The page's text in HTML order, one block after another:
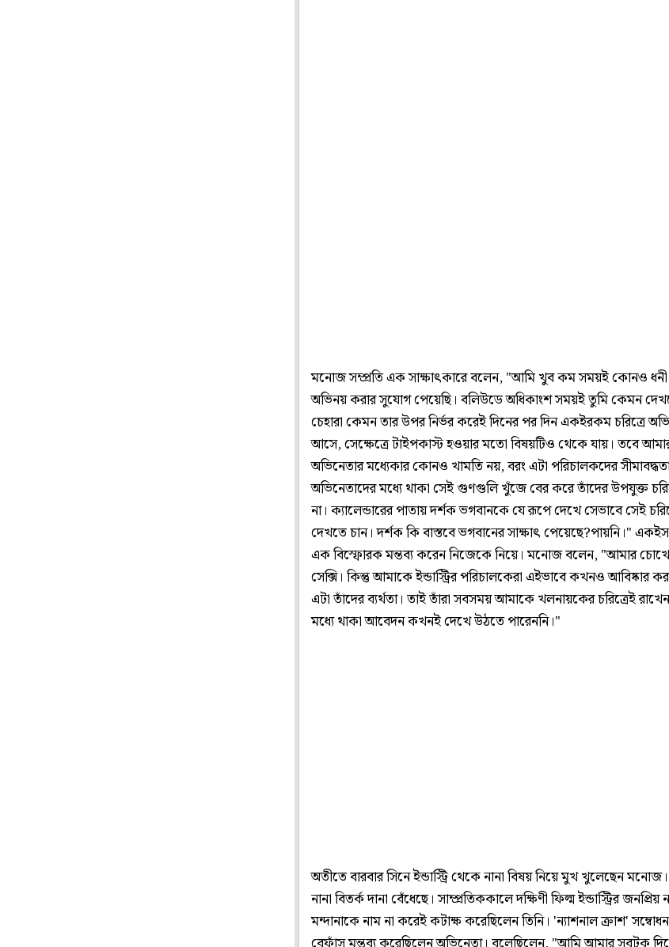
মনোজ সম্প্রতি এক সাক্ষাৎকারে বলেন, "আমি খুব কম সময়ই কোনও ধনী
অভিনয় করার সুযোগ পেয়েছি। বলিউডে অধিকাংশ সময়ই তুমি কেমন
চেহারা কেমন তার উপর নির্ভর করেই দিনের পর দিন একইরকম চরিত্রে
আসে, সেক্ষেত্রে টাইপকাস্ট হওয়ার মতো বিষয়টিও থেকে যায়। তবে
অভিনেতার মধ্যেকার কোনও খামতি নয়, বরং এটা পরিচালকদের
অভিনেতাদের মধ্যে থাকা সেই গুণগুলি খুঁজে বের করে তাঁদের উপযুক্ত
না। ক্যালেন্ডারের পাতায় দর্শক ভগবানকে যে রূপে দেখে সেভাবে সেই
দেখতে চান। দর্শক কি বাস্তবে ভগবানের সাক্ষাৎ পেয়েছে?পায়নি।"
এক বিস্ফোরক মন্তব্য করেন নিজেকে নিয়ে। মনোজ বলেন, "আমার
সেক্সি। কিন্তু আমাকে ইন্ডাস্ট্রির পরিচালকেরা এইভাবে কখনও আবিষ্কার
এটা তাঁদের ব্যর্থতা। তাই তাঁরা সবসময় আমাকে খলনায়কের চরিত্রেই
মধ্যে থাকা আবেদন কখনই দেখে উঠতে পারেননি।"
অতীতে বারবার সিনে ইন্ডাস্ট্রি থেকে নানা বিষয় নিয়ে মুখ খুলেছেন মনোজ।
নানা বিতর্ক দানা বেঁধেছে। সাম্প্রতিককালে দক্ষিণী ফিল্ম ইন্ডাস্ট্রির জনপ্রিয়
মন্দানাকে নাম না করেই কটাক্ষ করেছিলেন তিনি। 'ন্যাশনাল ক্রাশ'